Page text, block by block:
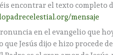
encontrar el texto completo
mensaje
en el evangelio que
que Jesús dijo e hizo procede